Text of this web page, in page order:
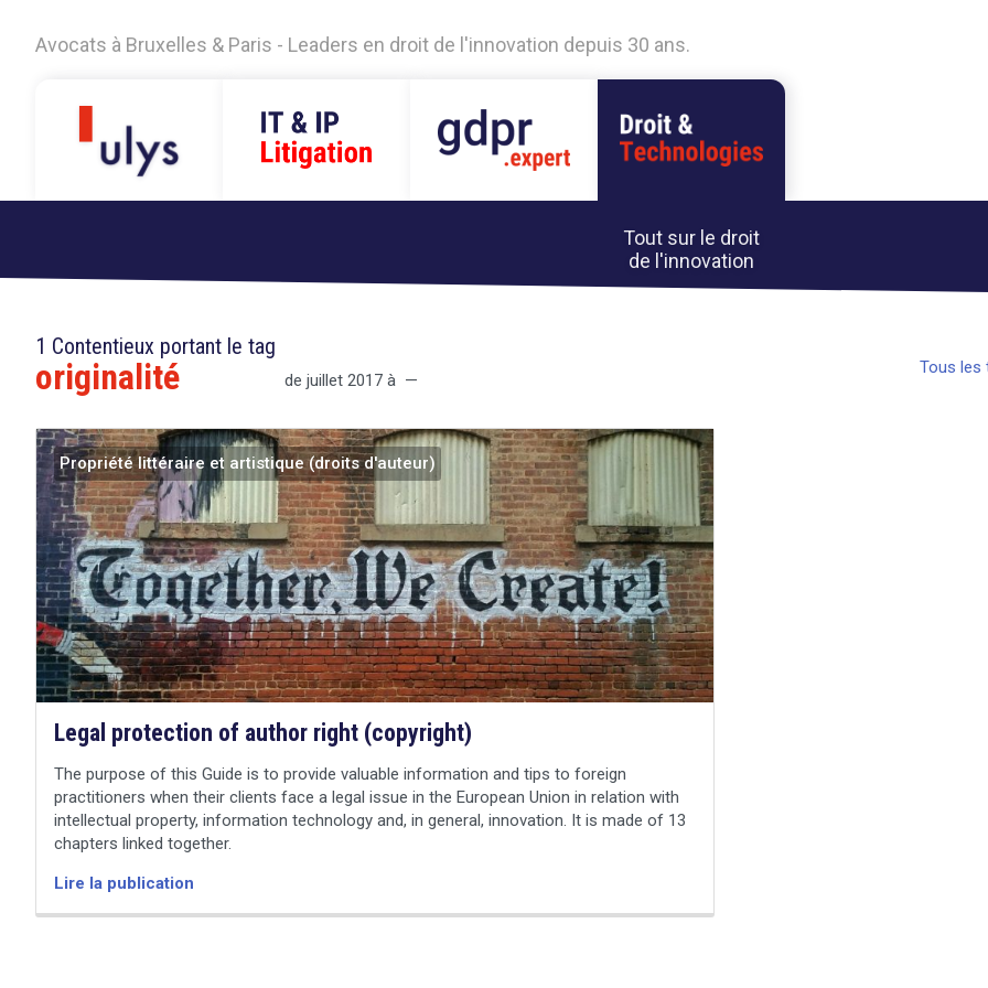
Avocats à Bruxelles & Paris - Leaders en droit de l'innovation depuis 30 ans.
Tout sur le droit
de l'innovation
1 Contentieux portant le tag
originalité de juillet 2017 à —
Tous les
Propriété littéraire et artistique (droits d'auteur)
Legal protection of author right (copyright)
The purpose of this Guide is to provide valuable information and tips to foreign
practitioners when their clients face a legal issue in the European Union in relation with
intellectual property, information technology and, in general, innovation. It is made of 13
chapters linked together.
Lire la publication
search